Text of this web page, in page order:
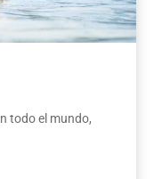
todo el mundo,